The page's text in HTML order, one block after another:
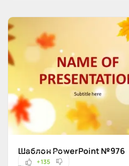
Шаблон PowerPoint №976
+135